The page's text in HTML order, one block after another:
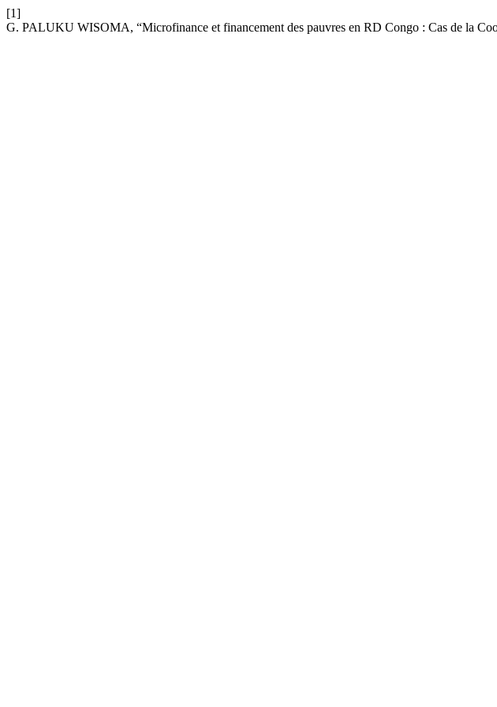
[1]
G. PALUKU WISOMA, “Microfinance et financement des pauvres en RD Congo : Cas de la